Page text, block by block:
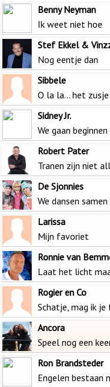
Benny Neyman
Ik weet niet hoe
Stef Ekkel &
Nog eentje dan
Sibbele
O la la... het
Sidney Jr.
We gaan beginnen
Robert Pater
Tranen zijn niet
De Sjonnies
We dansen
Larissa
Mijn favoriet
Ronnie van
Laat het licht
Rogier en Co
Schatje, mag ik
Ancora
Speel nog een
Ron Brandsteder
Engelen bestaan